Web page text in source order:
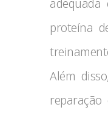
adequada
proteína
Além